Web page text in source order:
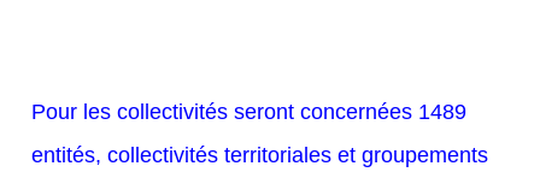
Pour les collectivités seront concernées 1489
entités, collectivités territoriales et groupements